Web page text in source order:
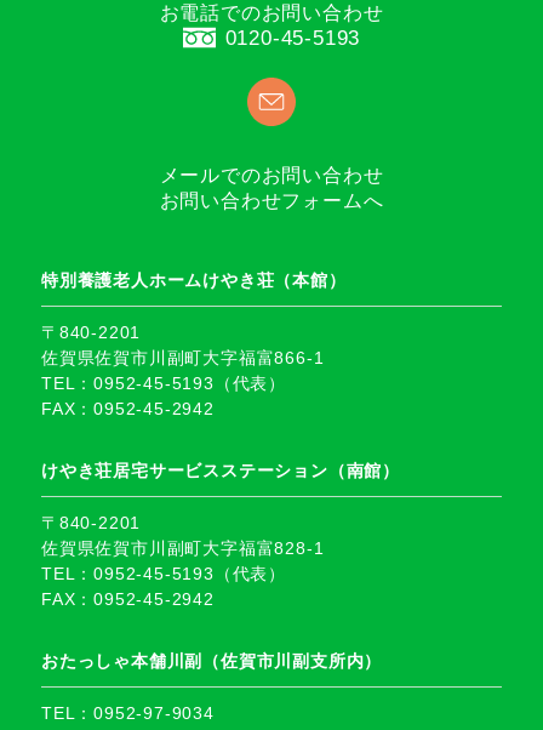
お電話でのお問い合わせ
0120-45-5193
メールでのお問い合わせ
お問い合わせフォームへ
特別養護老人ホームけやき荘（本館）
〒840-2201
佐賀県佐賀市川副町大字福富866-1
TEL：0952-45-5193（代表）
FAX：0952-45-2942
けやき荘居宅サービスステーション（南館）
〒840-2201
佐賀県佐賀市川副町大字福富828-1
TEL：0952-45-5193（代表）
FAX：0952-45-2942
おたっしゃ本舗川副（佐賀市川副支所内）
TEL：0952-97-9034